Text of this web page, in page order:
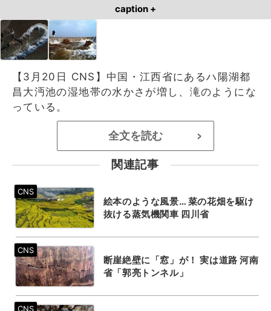
caption +
【3月20日 CNS】中国・江西省にあるハ陽湖都
昌大沔池の湿地帯の水かさが増し、滝のようにな
っている。
全文を読む >
関連記事
絵本のような風景… 菜の花畑を駆け
抜ける蒸気機関車 四川省
断崖絶壁に「窓」が！ 実は道路 河南
省「郭亮トンネル」